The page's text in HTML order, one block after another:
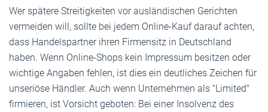
Wer spätere Streitigkeiten vor ausländischen Gerichten
vermeiden will, sollte bei jedem Online-Kauf darauf achten,
dass Handelspartner ihren Firmensitz in Deutschland
haben. Wenn Online-Shops kein Impressum besitzen oder
wichtige Angaben fehlen, ist dies ein deutliches Zeichen für
unseriöse Händler. Auch wenn Unternehmen als "Limited"
firmieren, ist Vorsicht geboten: Bei einer Insolvenz des